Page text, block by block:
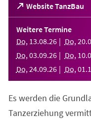
Website TanzBau
(Öffnet
in
einem
neuen
Tab)
Weitere Termine
Do, 13.08.26 Do, 20.
Do, 03.09.26 Do, 10.
Do, 24.09.26 Do, 01 .
Es werden die
Tanzerziehung